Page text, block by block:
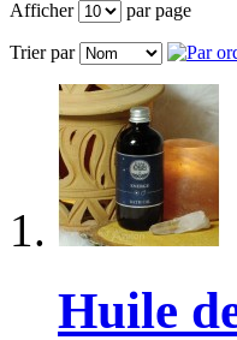
Afficher par page
Trier par
Huile